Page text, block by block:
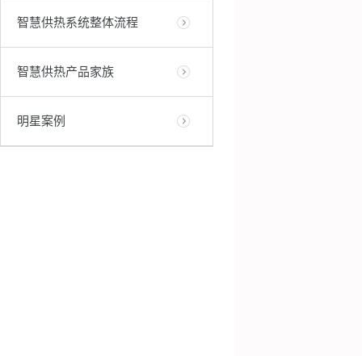
智慧供热系统整体流程
智慧供热产品家族
明星案例